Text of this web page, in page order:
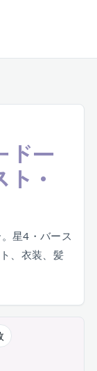
ド一
・
星4・バース
、衣装、髪